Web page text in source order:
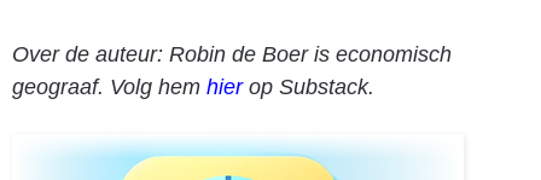
Over de auteur: Robin de Boer is economisch
geograaf. Volg hem hierop Substack.